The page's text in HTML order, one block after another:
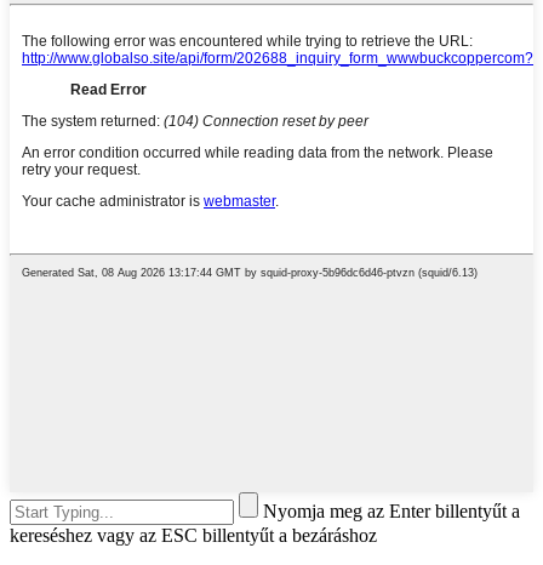
Nyomja meg az Enter billentyűt a
kereséshez vagy az ESC billentyűt a bezáráshoz